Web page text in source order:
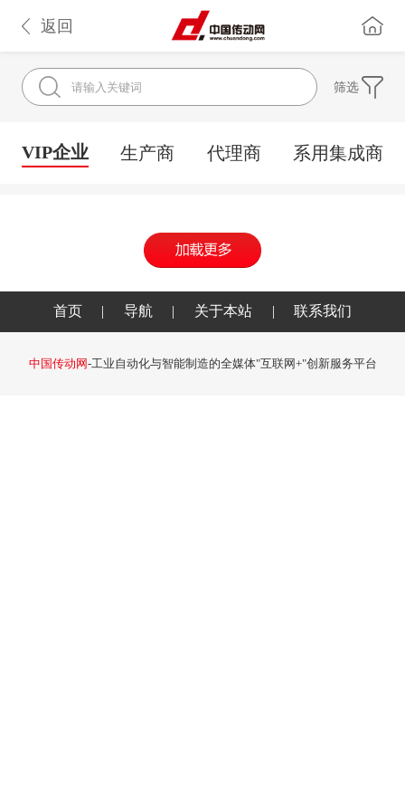
返回
筛选
VIP企业 生产商 代理商 系用集成商
首页 | 导航 | 关于本站 | 联系我们
中国传动网-工业自动化与智能制造的全媒体"互联网+"创新服务平台